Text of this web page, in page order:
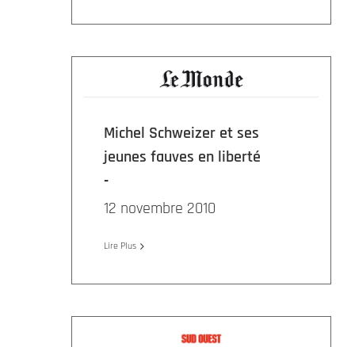
Michel Schweizer et ses
jeunes fauves en liberté
12 novembre 2010
Lire Plus